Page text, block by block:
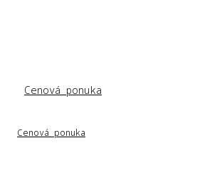
Cenová ponuka
Cenová ponuka